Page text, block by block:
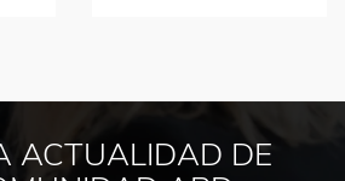
ACTUALIDAD DE